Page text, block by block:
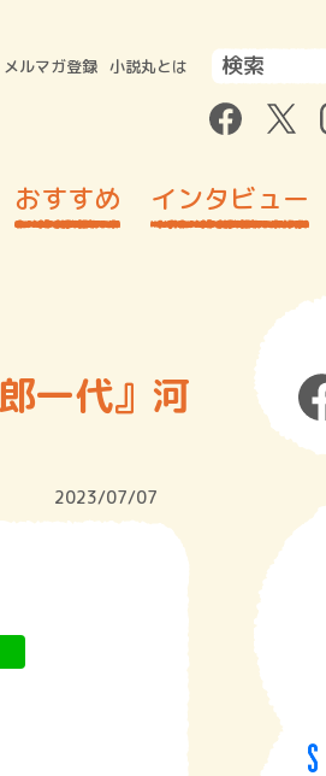
メルマガ登録 小説丸とは
おすすめ インタビュー
一代』河
2023/07/07